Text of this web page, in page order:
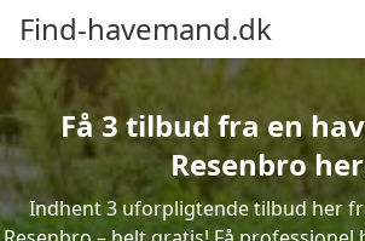
Find-havemand.dk
Få 3 tilbud fra en
Resenbro
Indhent 3 uforpligtende tilbud her